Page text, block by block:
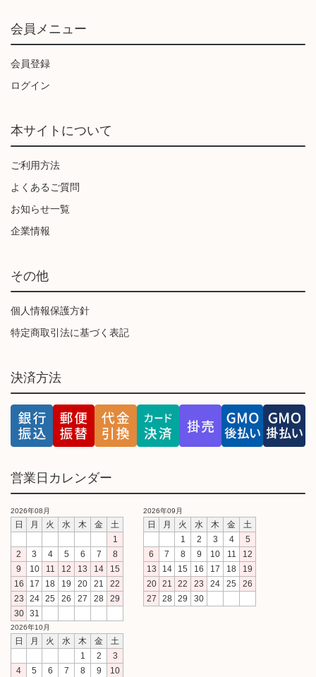
会員メニュー
会員登録
ログイン
本サイトについて
ご利用方法
よくあるご質問
お知らせ一覧
企業情報
その他
個人情報保護方針
特定商取引法に基づく表記
決済方法
営業日カレンダー
2026年08月
日 月 火 水 木 金
土
1
2
3 4 5 6 7
8
9
10 11 12 13 14
15
16
17 18 19 20 21
22
23
24 25 26 27 28
29
30
31
2026年09月
日 月 火 水 木 金
土
1
2 3 4
5
6
7 8 9 10 11
12
13
14 15 16 17 18
19
20
21 22 23 24 25
26
27
28 29 30
2026年10月
日 月 火 水 木 金
土
1
2
3
4
5 6 7 8 9 10